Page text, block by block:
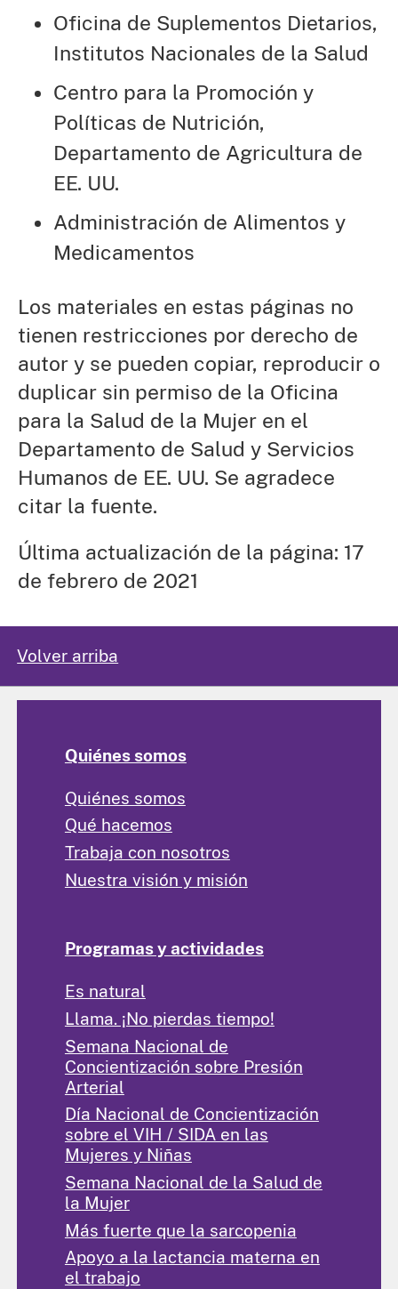
Oficina de Suplementos Dietarios,
Institutos Nacionales de la Salud
Centro para la Promoción y
Políticas de Nutrición,
Departamento de Agricultura de
EE. UU.
Administración de Alimentos y
Medicamentos
Los materiales en estas páginas no
tienen restricciones por derecho de
autor y se pueden copiar, reproducir o
duplicar sin permiso de la Oficina
para la Salud de la Mujer en el
Departamento de Salud y Servicios
Humanos de EE. UU. Se agradece
citar la fuente.
Última actualización de la página: 17
de febrero de 2021
Volver arriba
Quiénes somos
Quiénes somos
Qué hacemos
Trabaja con nosotros
Nuestra visión y misión
Programas y actividades
Es natural
Llama. ¡No pierdas tiempo!
Semana Nacional de
Concientización sobre Presión
Arterial
Día Nacional de Concientización
sobre el VIH / SIDA en las
Mujeres y Niñas
Semana Nacional de la Salud de
la Mujer
Más fuerte que la sarcopenia
Apoyo a la lactancia materna en
el trabajo